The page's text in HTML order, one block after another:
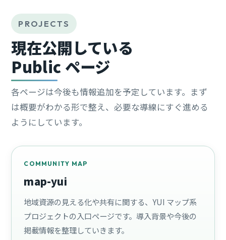
PROJECTS
現在公開している
Public ページ
各ページは今後も情報追加を予定しています。まず
は概要がわかる形で整え、必要な導線にすぐ進める
ようにしています。
COMMUNITY MAP
map-yui
地域資源の見える化や共有に関する、YUI マップ系
プロジェクトの入口ページです。導入背景や今後の
掲載情報を整理していきます。